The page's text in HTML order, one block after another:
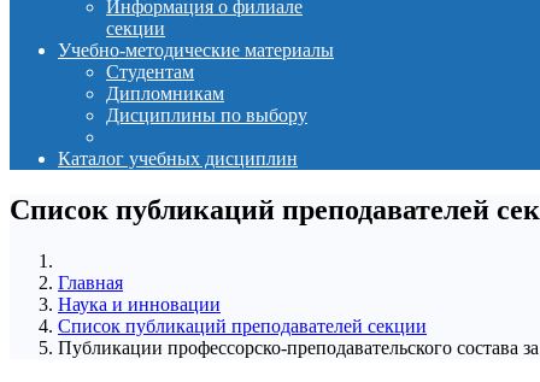
Информация о филиале
секции
Учебно-методические материалы
Студентам
Дипломникам
Дисциплины по выбору
Каталог учебных дисциплин
Список публикаций преподавателей
Главная
Наука и инновации
Список публикаций преподавателей секции
Публикации профессорско-преподавательского состава